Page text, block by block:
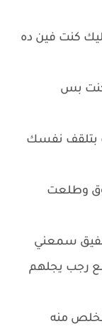
كنت فين ده
بس
بتلقف نفسك
وطلعت
سمعني
مع رجب يجلهم
منه